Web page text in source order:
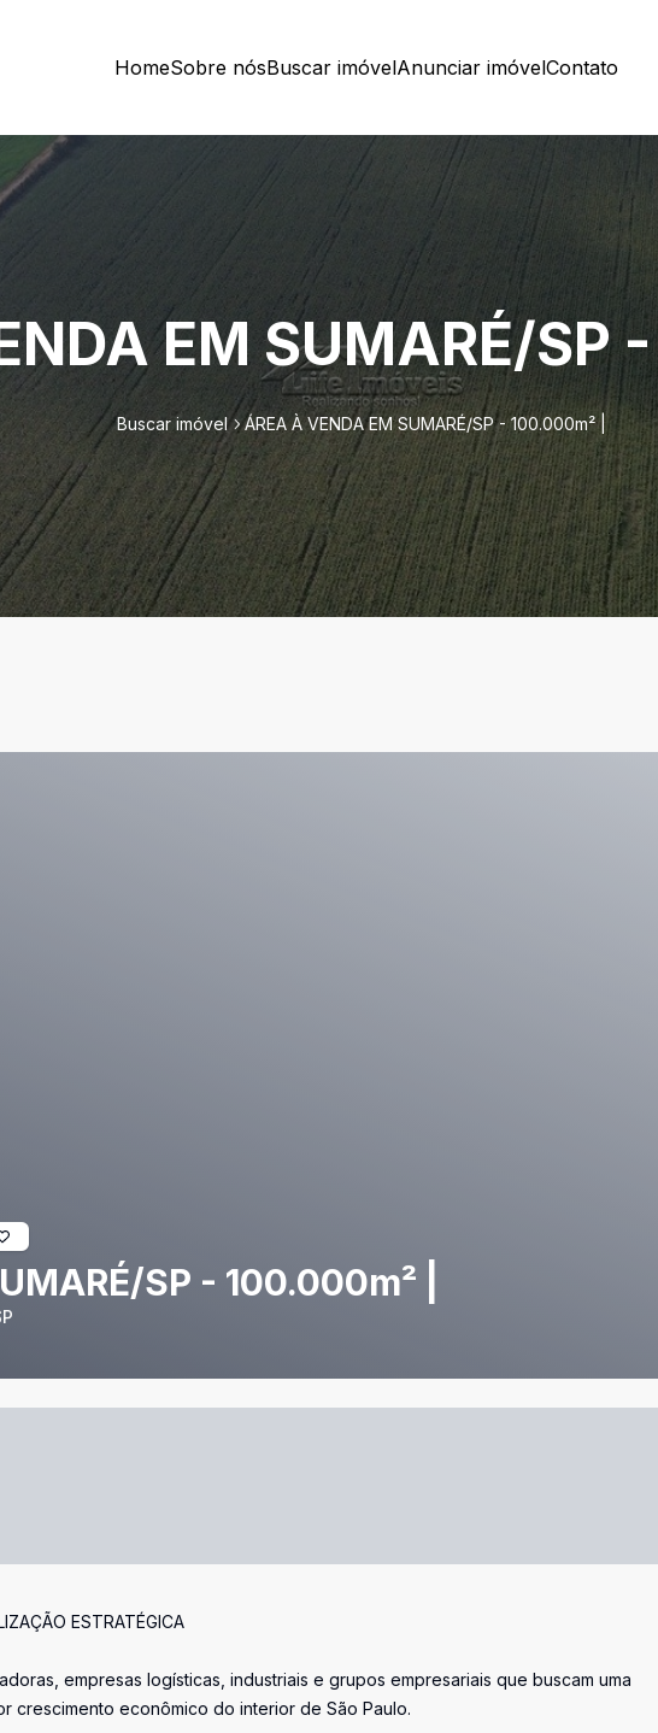
HomeSobre nósBuscar imóvelAnunciar imóvelContato
EM SUMARÉ/SP
Buscar imóvel ÁREA À VENDA EM SUMARÉ/SP - 100.000m² |
SP - 100.000m² |
ESTRATÉGICA
empresas logísticas, industriais e grupos empresariais que buscam uma
crescimento econômico do interior de São Paulo.